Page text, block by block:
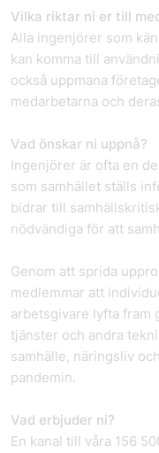
Vilka riktar ni er till
Alla ingenjörer som
kan komma till
också uppmana
medarbetarna och
Vad önskar ni uppnå?
Ingenjörer är ofta en
som samhället ställs
bidrar till
nödvändiga för att
Genom att sprida
medlemmar att
arbetsgivare lyfta fram
tjänster och andra
samhälle, näringsliv
pandemin.
Vad erbjuder ni?
En kanal till våra 156